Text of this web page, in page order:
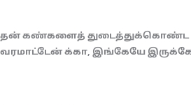
தன் கண்களைத் துடைத்துக்கொண்ட
வரமாட்டேன் க்கா, இங்கேயே